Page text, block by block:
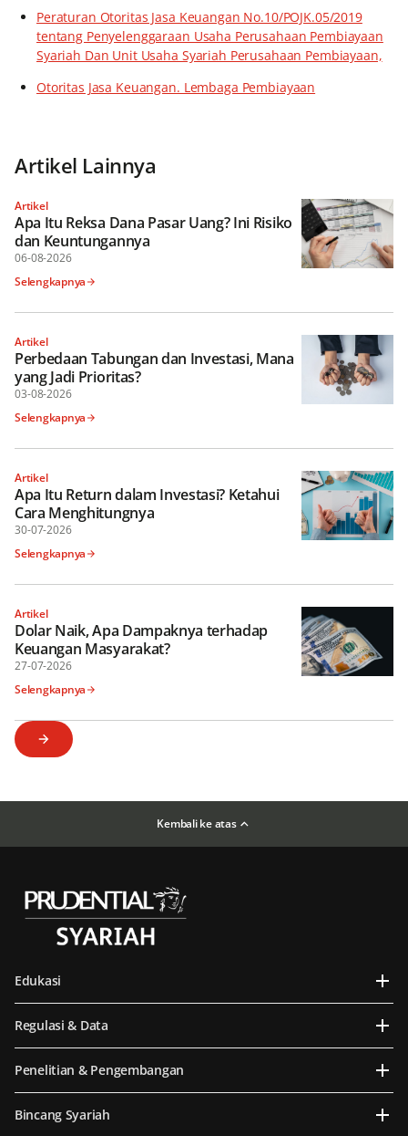
Peraturan Otoritas Jasa Keuangan No.10/POJK.05/2019
tentang Penyelenggaraan Usaha Perusahaan Pembiayaan
Syariah Dan Unit Usaha Syariah Perusahaan Pembiayaan,
Otoritas Jasa Keuangan. Lembaga Pembiayaan
Artikel Lainnya
Artikel
Apa Itu Reksa Dana Pasar Uang? Ini Risiko
dan Keuntungannya
06-08-2026
Selengkapnya
Artikel
Perbedaan Tabungan dan Investasi, Mana
yang Jadi Prioritas?
03-08-2026
Selengkapnya
Artikel
Apa Itu Return dalam Investasi? Ketahui
Cara Menghitungnya
30-07-2026
Selengkapnya
Artikel
Dolar Naik, Apa Dampaknya terhadap
Keuangan Masyarakat?
27-07-2026
Selengkapnya
Kembali ke atas
Edukasi
Regulasi & Data
Penelitian & Pengembangan
Bincang Syariah